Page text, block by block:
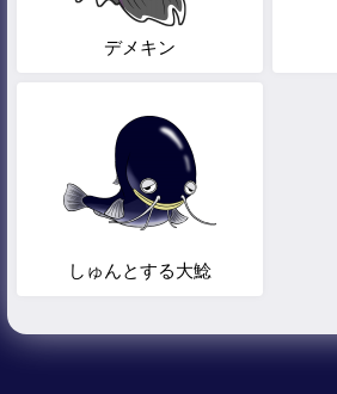
デメキン
しゅんとする大鯰